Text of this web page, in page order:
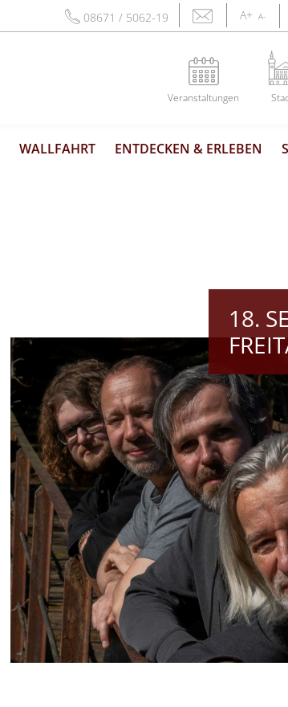
08671 / 5062-19 A+ A-
Veranstaltungen
WALLFAHRT ENTDECKEN & ERLEBEN
18.